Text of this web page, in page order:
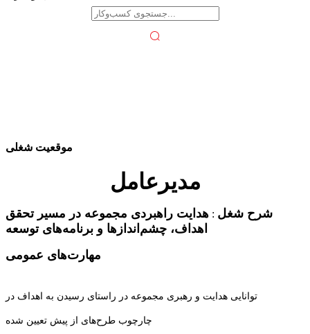
موقعیت شغلی
مدیرعامل
شرح شغل : هدایت راهبردی مجموعه در مسیر تحقق
اهداف، چشم‌اندازها و برنامه‌های توسعه
مهارت‌های عمومی
توانایی هدایت و رهبری مجموعه در راستای رسیدن به اهداف در
چارچوب طرح‌های از پیش تعیین شده